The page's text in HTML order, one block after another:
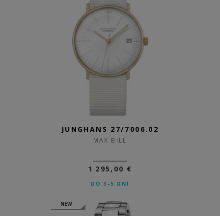
JUNGHANS 27/7006.02
MAX BILL
1 295,00 €
DO 3-5 DNÍ
NEW